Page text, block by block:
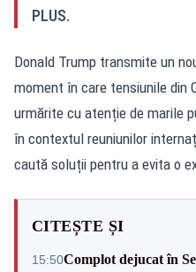
PLUS.
Donald Trump transmite un
moment în care tensiunile din
urmărite cu atenție de marile
în contextul reuniunilor
caută soluții pentru a evita o
CITEȘTE ȘI
15:50Complot dejucat în